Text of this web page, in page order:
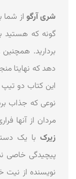
شری آرگو از
گونه که هستید
بردارید.
دهد که نهایتا
این کتاب دو تیپ
نوعی که جذاب
مردان از آنها
زیرک با یک
پیچیدگی خاصی
نویسنده از نیت